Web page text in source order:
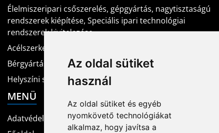
Az oldal sütiket
használ
Az oldal sütiket és egyéb
nyomkövető technológiákat
alkalmaz, hogy javítsa a
Élelmiszeripari csőszerelés, gépgyártás, nagytisztaságú
rendszerek kiépítése, Speciális ipari technológiai
rendszerek kivitelezése
Acélszerkezet tervezés, gyártás
Bérgyártási munkák
Helyszíni szerelés, telepítés, karbantartás
MENÜ
Adatvédelem